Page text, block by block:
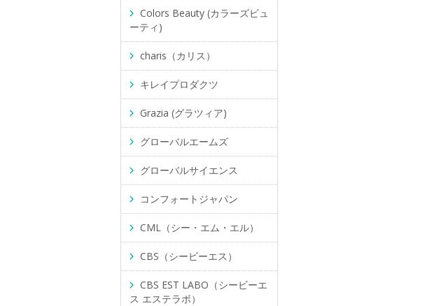
Colors Beauty (カラーズビュ
ーティ)
charis（カリス）
キレイプロダクツ
Grazia (グラツィア)
グローバルエームズ
グローバルサイエンス
コンフォートジャパン
CML（シー・エム・エル）
CBS（シービーエス）
CBS EST LABO（シービーエ
ス エステラボ）